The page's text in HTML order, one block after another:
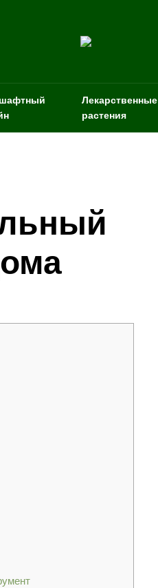
Лекарственные
растения